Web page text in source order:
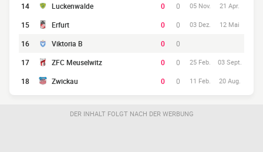
14 Luckenwalde 0 0 05 Nov. 21 Apr.
15 Erfurt 0 0 03 Dez. 12 Mai
16 Viktoria B 0
0
17
ZFC Meuselwitz 0 0 25 Feb. 03 Sept.
18 Zwickau 0 0 11 Feb. 20 Aug.
DER INHALT FOLGT NACH DER WERBUNG